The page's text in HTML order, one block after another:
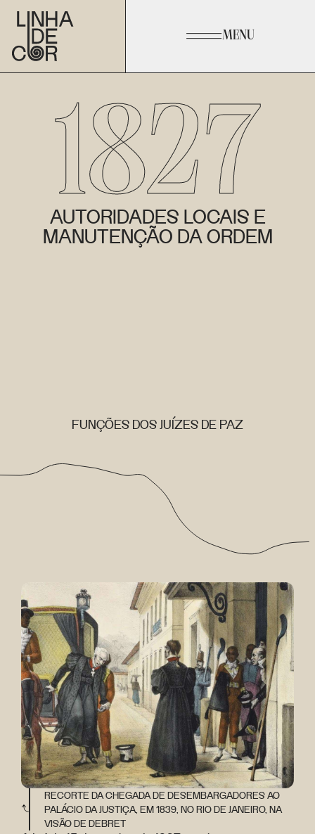
MENU
1827
AUTORIDADES LOCAIS E
MANUTENÇÃO DA ORDEM
FUNÇÕES DOS JUÍZES DE PAZ
RECORTE DA CHEGADA DE DESEMBARGADORES AO
PALÁCIO DA JUSTIÇA, EM 1839, NO RIO DE JANEIRO, NA
VISÃO DE DEBRET